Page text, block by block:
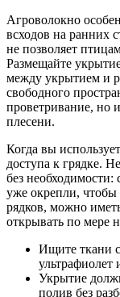
Агроволокно
всходов на ранних
не позволяет
Размещайте
между укрытием и
свободного
проветривание, но
плесени.
Когда вы
доступа к грядке.
без необходимости:
уже окрепли, чтобы
рядков, можно
открывать по мере
Ищите ткани
ультрафиолет
Укрытие
полив без